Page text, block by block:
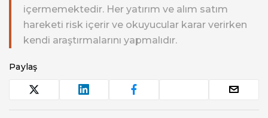
içermemektedir. Her yatırım ve alım satım
hareketi risk içerir ve okuyucular karar verirken
kendi araştırmalarını yapmalıdır.
Paylaş